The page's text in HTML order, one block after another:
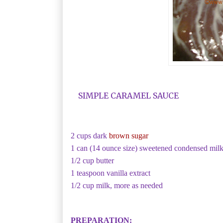
SIMPLE CARAMEL SAUCE
2 cups dark brown sugar
1 can (14 ounce size) sweetened condensed milk
1/2 cup butter
1 teaspoon vanilla extract
1/2 cup milk, more as needed
PREPARATION: